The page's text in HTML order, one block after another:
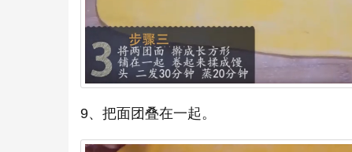
9、把面团叠在一起。